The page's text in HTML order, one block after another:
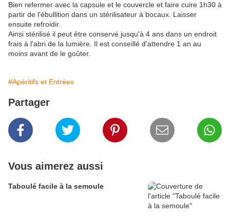
Bien refermer avec la capsule et le couvercle et faire cuire 1h30 à
partir de l'ébullition dans un stérilisateur à bocaux. Laisser
ensuite refroidir.
Ainsi stérilisé il peut être conservé jusqu'à 4 ans dans un endroit
frais à l'abri de la lumière. Il est conseillé d'attendre 1 an au
moins avant de le goûter.
#Apéritifs et Entrées
Partager
Vous aimerez aussi
Taboulé facile à la semoule